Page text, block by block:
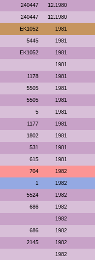
240447 12.1980
240447 12.1980
EK1052 1981
5445 1981
EK1052 1981
1981
1178 1981
5505 1981
5505 1981
5 1981
1177 1981
1802 1981
531 1981
615 1981
704 1982
1 1982
5524 1982
686 1982
1982
686 1982
2145 1982
1982